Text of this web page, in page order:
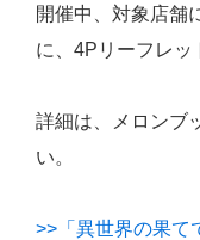
開催中、対象店舗
に、4Pリーフレッ
詳細は、メロンブ
い。
>>「異世界の果て